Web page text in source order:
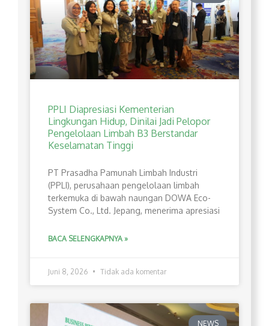
PPLI Diapresiasi Kementerian
Lingkungan Hidup, Dinilai Jadi Pelopor
Pengelolaan Limbah B3 Berstandar
Keselamatan Tinggi
PT Prasadha Pamunah Limbah Industri
(PPLI), perusahaan pengelolaan limbah
terkemuka di bawah naungan DOWA Eco-
System Co., Ltd. Jepang, menerima apresiasi
BACA SELENGKAPNYA »
Juni 8, 2026 Tidak ada komentar
NEWS